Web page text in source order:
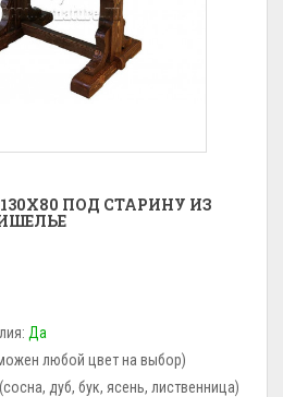
ПОД СТАРИНУ ИЗ
Да
любой цвет на выбор)
(сосна, дуб, бук, ясень, лиственница)